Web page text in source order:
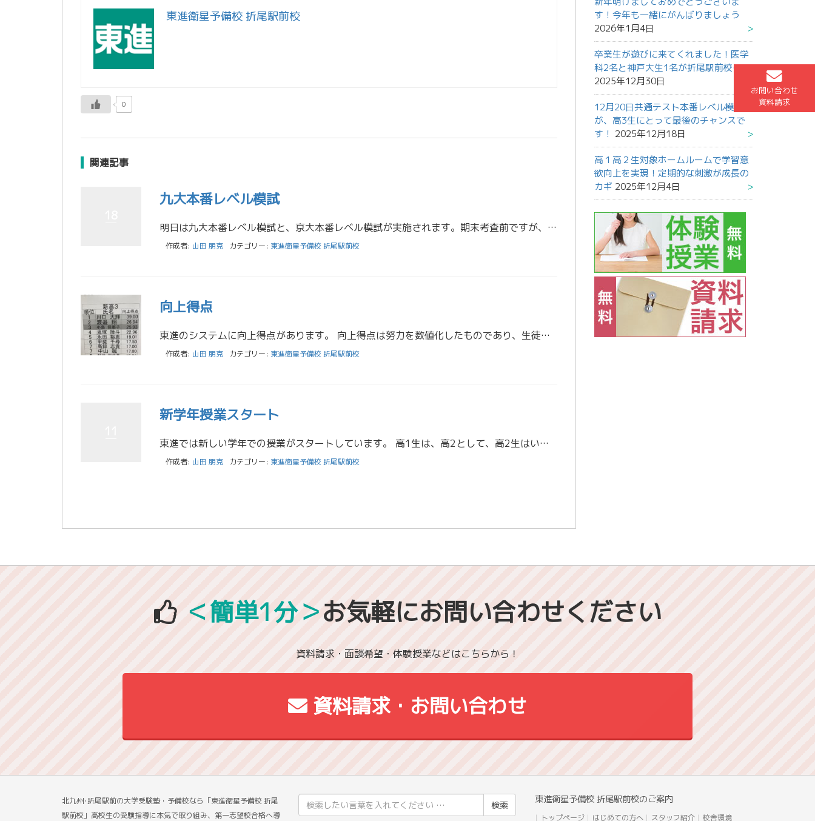
お問い合わせ
資料請求
東進衛星予備校 折尾駅前校
0
関連記事
九大本番レベル模試
明日は九大本番レベル模試と、京大本番レベル模試が実施されます。期末考査前ですが、多くの受験生がチャレンジします。 定期考査だけにとらわれない学習を確立する生徒が多くなり、受験成功に向けた成長を感じます。 頑張って！ 山田 […]
作成者: 山田 朋克 カテゴリー: 東進衛星予備校 折尾駅前校
向上得点
東進のシステムに向上得点があります。 向上得点は努力を数値化したものであり、生徒たちの学習の証でもあります。 実際、ある教科で向上得点を20点獲得したら、模試で該当教科の得点が20点上がるのです！実際のデータをぜひお見せ […]
作成者: 山田 朋克 カテゴリー: 東進衛星予備校 折尾駅前校
新学年授業スタート
東進では新しい学年での授業がスタートしています。 高1生は、高2として、高2生はいよいよ受験生としての授業が始まりました。今のところ順調なスタートで、各自「合格設計図」に基づいて講座を進めています。 予備校・塾をご検討中 […]
作成者: 山田 朋克 カテゴリー: 東進衛星予備校 折尾駅前校
す！今年も一緒にがんばりましょう
2026年1月4日
卒業生が遊びに来てくれました！医学
科2名と神戸大生1名が折尾駅前校に
2025年12月30日
12月20日共通テスト本番レベル模試
が、高3生にとって最後のチャンスで
す！ 2025年12月18日
高１高２生対象ホームルームで学習意
欲向上を実現！定期的な刺激が成長の
カギ 2025年12月4日
＜簡単1分＞お気軽にお問い合わせください
資料請求・面談希望・体験授業などはこちらから！
資料請求・お問い合わせ
北九州･折尾駅前の大学受験塾・予備校なら「東進衛星予備校 折尾
駅前校」高校生の受験指導に本気で取り組み、第一志望校合格へ導
索
東進衛星予備校 折尾駅前校のご案内
トップページ はじめての方へ スタッフ紹介 校舎環境